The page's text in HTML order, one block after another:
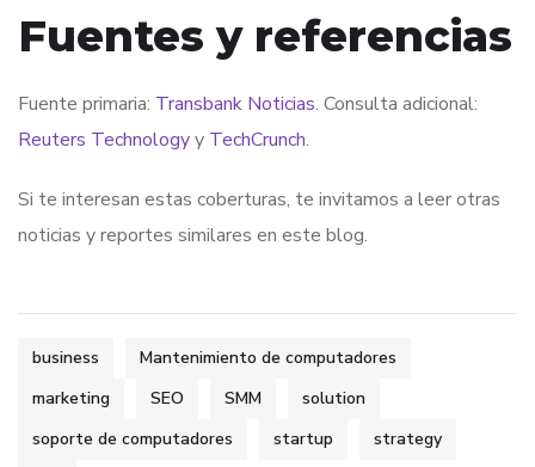
Fuentes y referencias
Fuente primaria: Transbank Noticias. Consulta adicional:
Reuters Technologyy TechCrunch.
Si te interesan estas coberturas, te invitamos a leer otras
noticias y reportes similares en este blog.
business
Mantenimiento de computadores
marketing
SEO SMM
solution
soporte de computadores
startup
strategy